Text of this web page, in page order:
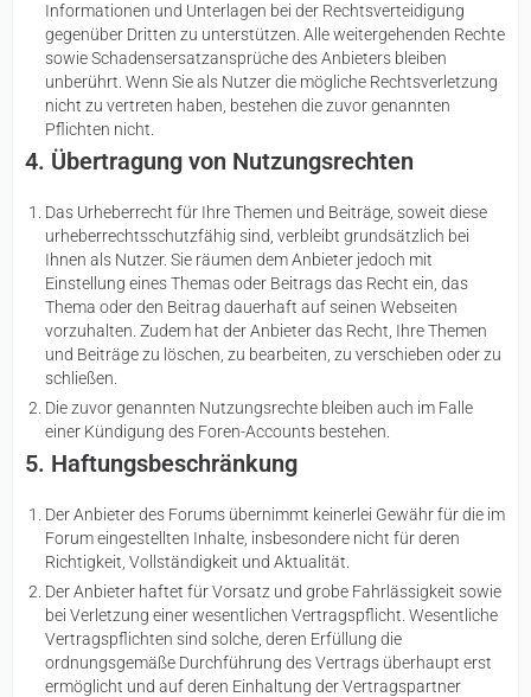
Informationen und Unterlagen bei der Rechtsverteidigung
gegenüber Dritten zu unterstützen. Alle weitergehenden Rechte
sowie Schadensersatzansprüche des Anbieters bleiben
unberührt. Wenn Sie als Nutzer die mögliche Rechtsverletzung
nicht zu vertreten haben, bestehen die zuvor genannten
Pflichten nicht.
4. Übertragung von Nutzungsrechten
Das Urheberrecht für Ihre Themen und Beiträge, soweit diese
urheberrechtsschutzfähig sind, verbleibt grundsätzlich bei
Ihnen als Nutzer. Sie räumen dem Anbieter jedoch mit
Einstellung eines Themas oder Beitrags das Recht ein, das
Thema oder den Beitrag dauerhaft auf seinen Webseiten
vorzuhalten. Zudem hat der Anbieter das Recht, Ihre Themen
und Beiträge zu löschen, zu bearbeiten, zu verschieben oder zu
schließen.
Die zuvor genannten Nutzungsrechte bleiben auch im Falle
einer Kündigung des Foren-Accounts bestehen.
5. Haftungsbeschränkung
Der Anbieter des Forums übernimmt keinerlei Gewähr für die im
Forum eingestellten Inhalte, insbesondere nicht für deren
Richtigkeit, Vollständigkeit und Aktualität.
Der Anbieter haftet für Vorsatz und grobe Fahrlässigkeit sowie
bei Verletzung einer wesentlichen Vertragspflicht. Wesentliche
Vertragspflichten sind solche, deren Erfüllung die
ordnungsgemäße Durchführung des Vertrags überhaupt erst
ermöglicht und auf deren Einhaltung der Vertragspartner